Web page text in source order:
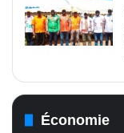
Économie